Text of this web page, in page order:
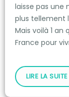
laisse pas une
plus tellement
Mais voilà 1
France pour
LIRE LA SUITE